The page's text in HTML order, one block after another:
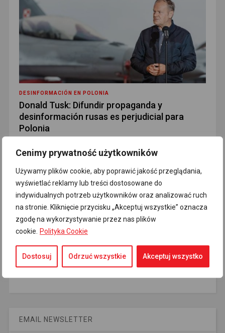
Cenimy prywatność użytkowników
Używamy plików cookie, aby poprawić jakość przeglądania,
wyświetlać reklamy lub treści dostosowane do
indywidualnych potrzeb użytkowników oraz analizować ruch
na stronie. Kliknięcie przycisku „Akceptuj wszystkie” oznacza
zgodę na wykorzystywanie przez nas plików
cookie.
Polityka Cookie
Dostosuj Odrzuć wszystkie Akceptuj wszystko
DESINFORMACIÓN EN POLONIA
Donald Tusk: Difundir propaganda y
desinformación rusas es perjudicial para
Polonia
“La estupidez, y más aún las opiniones políticas, no deben
considerarse circunstancias atenuantes”, escribió el primer
ministro polaco Donald Tusk en [...]
Read More
EMAIL NEWSLETTER